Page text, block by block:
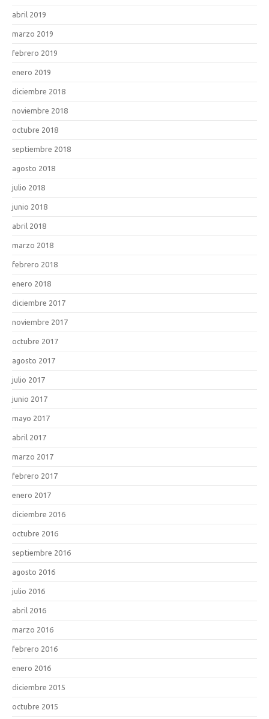
abril 2019
marzo 2019
febrero 2019
enero 2019
diciembre 2018
noviembre 2018
octubre 2018
septiembre 2018
agosto 2018
julio 2018
junio 2018
abril 2018
marzo 2018
febrero 2018
enero 2018
diciembre 2017
noviembre 2017
octubre 2017
agosto 2017
julio 2017
junio 2017
mayo 2017
abril 2017
marzo 2017
febrero 2017
enero 2017
diciembre 2016
octubre 2016
septiembre 2016
agosto 2016
julio 2016
abril 2016
marzo 2016
febrero 2016
enero 2016
diciembre 2015
octubre 2015